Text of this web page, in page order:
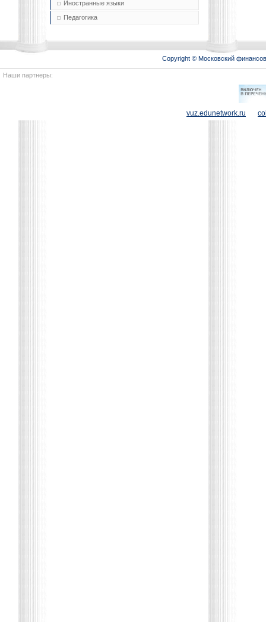
Иностранные языки
Педагогика
Copyright © Московский
Наши партнеры:
vuz.edunetwork.ru